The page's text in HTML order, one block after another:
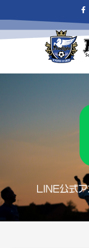
ス
F
a
e
o
o
k